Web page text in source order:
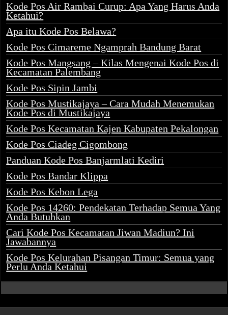
Kode Pos Air Rambai Curup: Apa Yang Harus Anda
Ketahui?
Apa itu Kode Pos Belawa?
Kode Pos Cimareme Ngamprah Bandung Barat
Kode Pos Mangsang – Kilas Mengenai Kode Pos di
Kecamatan Palembang
Kode Pos Sipin Jambi
Kode Pos Mustikajaya – Cara Mudah Menemukan
Kode Pos di Mustikajaya
Kode Pos Kecamatan Kajen Kabupaten Pekalongan
Kode Pos Ciadeg Cigombong
Panduan Kode Pos Banjarmlati Kediri
Kode Pos Bandar Klippa
Kode Pos Kebon Lega
Kode Pos 14260: Pendekatan Terhadap Semua Yang
Anda Butuhkan
Cari Kode Pos Kecamatan Jiwan Madiun? Ini
Jawabannya
Kode Pos Kelurahan Pisangan Timur: Semua yang
Perlu Anda Ketahui